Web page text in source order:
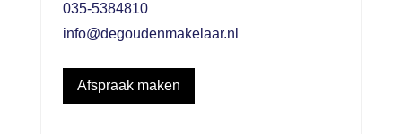
035-5384810
info@degoudenmakelaar.nl
Afspraak maken